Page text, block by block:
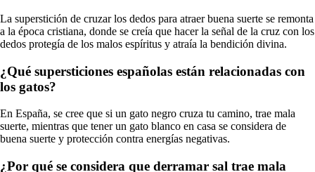
La superstición de cruzar los dedos para atraer buena suerte se remonta
a la época cristiana, donde se creía que hacer la señal de la cruz con los
dedos protegía de los malos espíritus y atraía la bendición divina.
¿Qué supersticiones españolas están relacionadas con
los gatos?
En España, se cree que si un gato negro cruza tu camino, trae mala
suerte, mientras que tener un gato blanco en casa se considera de
buena suerte y protección contra energías negativas.
¿Por qué se considera que derramar sal trae mala